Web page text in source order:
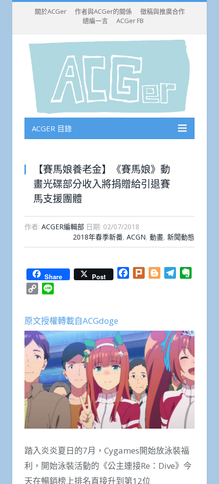
關於ACGer 作者與ACGer的關係
徵稿與推廣合作
總編一言
ACGer FB
ACGER 目錄
【賽馬娘養老金】《賽馬娘》動
畫光碟部分收入將捐贈給引退賽
馬支援團體
作者: ACGER編輯部 日期: 02/07/2018
2018年春季新番, ACGN, 動畫, 新聞動態
Share Post Facebook
Plurk BloggerTelegram
Copy
原文授權轉載自ACGdoge
踏入炎炎夏日的7月，Cygames開始放泳裝福
利，開始泳裝活動的《公主連接Re：Dive》今
天在暢銷榜上排名直接升到第12位